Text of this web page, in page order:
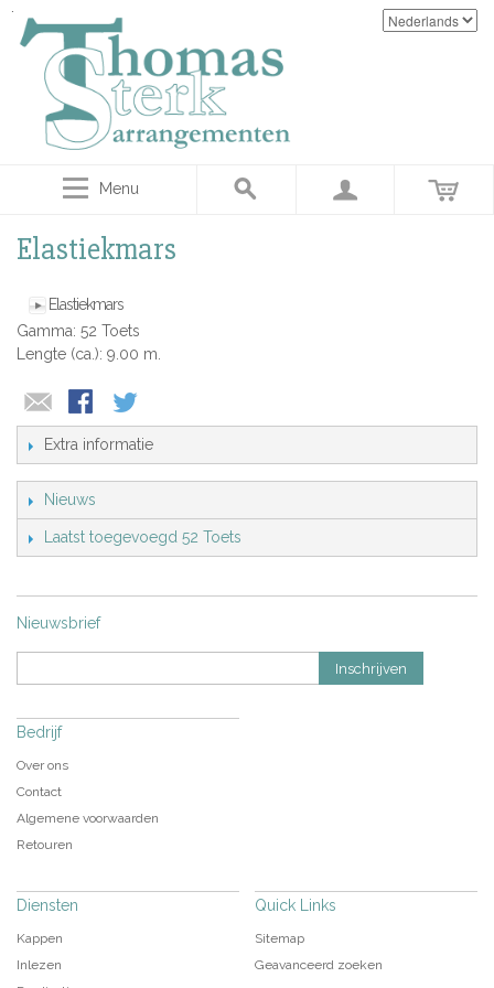
Menu
Elastiekmars
Elastiekmars
Gamma: 52 Toets
Lengte (ca.): 9.00 m.
Extra informatie
Nieuws
Laatst toegevoegd 52 Toets
Nieuwsbrief
Inschrijven
Bedrijf
Over ons
Contact
Algemene voorwaarden
Retouren
Diensten
Kappen
Inlezen
Quick Links
Sitemap
Geavanceerd zoeken